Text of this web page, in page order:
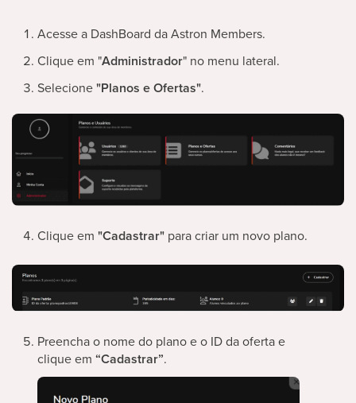
Acesse a DashBoard da Astron Members.
Clique em "Administrador" no menu lateral.
Selecione"Planos e Ofertas".
Clique em "Cadastrar" para criar um novo plano.
Preencha o nome do plano e o ID da oferta e
clique em “Cadastrar”.